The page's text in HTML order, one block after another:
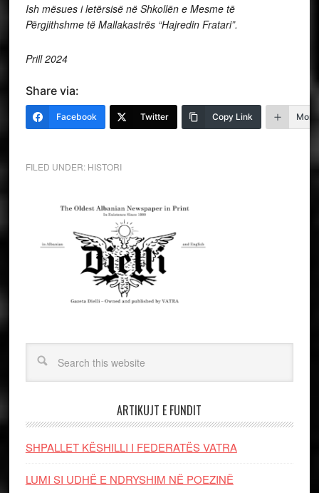
Ish mësues i letërsisë në Shkollën e Mesme të
Përgjithshme të Mallakastrës “Hajredin Fratari”.
Prill 2024
Share via:
Facebook Twitter Copy Link More
FILED UNDER: HISTORI
ARTIKUJT E FUNDIT
SHPALLET KËSHILLI I FEDERATËS VATRA
LUMI SI UDHË E NDRYSHIM NË POEZINË